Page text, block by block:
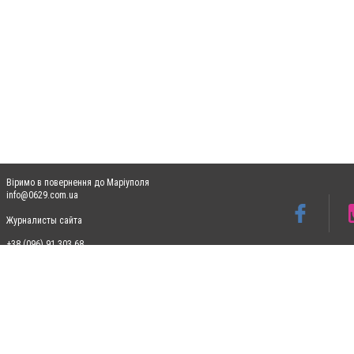
Віримо в повернення до Маріуполя
info@0629.com.ua
Журналисты сайта
+38 (096) 91 303 68